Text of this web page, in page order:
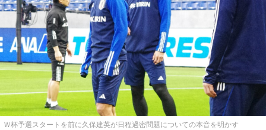
Ｗ杯予選スタートを前に久保建英が日程過密問題についての本音を明かす